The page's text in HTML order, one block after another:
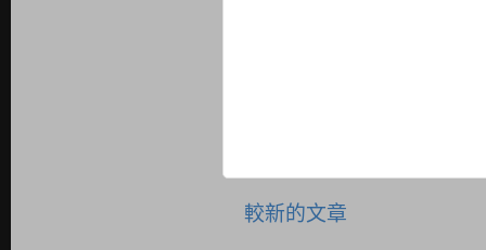
較新的文章